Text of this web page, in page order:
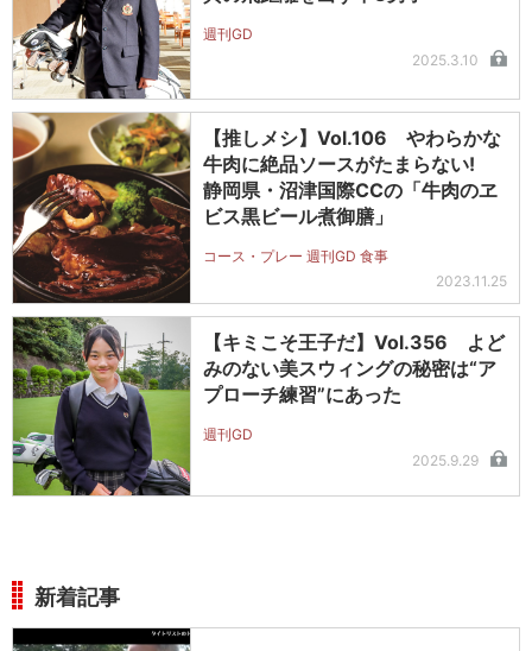
週刊GD
2025.3.10
【推しメシ】Vol.106 やわらかな
牛肉に絶品ソースがたまらない!
静岡県・沼津国際CCの「牛肉のヱ
ビス黒ビール煮御膳」
コース・プレー 週刊GD 食事
2023.11.25
【キミこそ王子だ】Vol.356 よど
みのない美スウィングの秘密は“ア
プローチ練習”にあった
週刊GD
2025.9.29
新着記事